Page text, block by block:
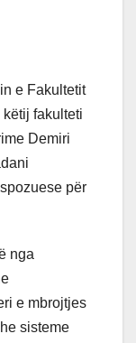
e Fakultetit
fakulteti
Demiri
për
nga
e mbrojtjes
sisteme